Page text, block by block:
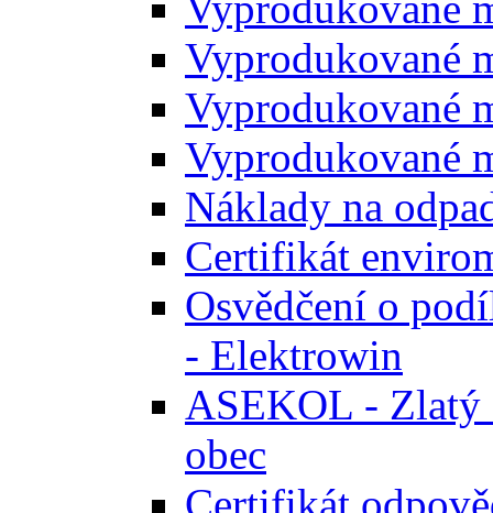
Vyprodukované
Vyprodukované
Vyprodukované
Náklady na
Certifikát
Osvědčení o
- Elektrowin
ASEKOL -
obec
Certifikát